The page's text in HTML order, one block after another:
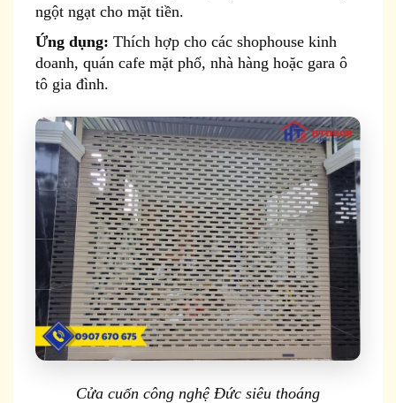
ngột ngạt cho mặt tiền.
Ứng dụng: Thích hợp cho các shophouse kinh
doanh, quán cafe mặt phố, nhà hàng hoặc gara ô
tô gia đình.
Cửa cuốn công nghệ Đức siêu thoáng